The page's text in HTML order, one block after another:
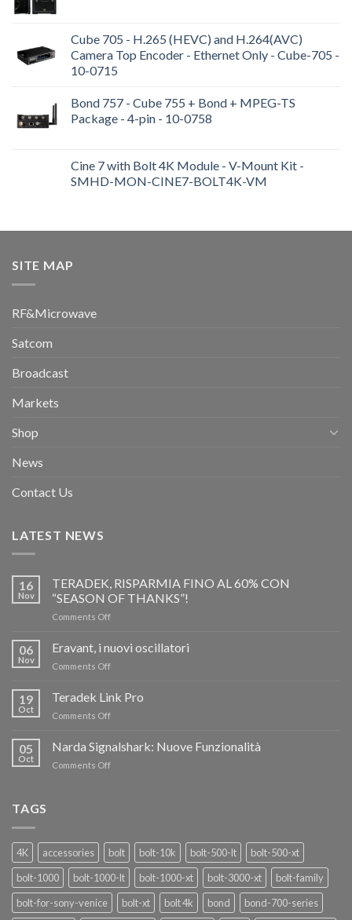
Cube 705 - H.265 (HEVC) and H.264(AVC)
Camera Top Encoder - Ethernet Only - Cube-705 -
10-0715
Bond 757 - Cube 755 + Bond + MPEG-TS
Package - 4-pin - 10-0758
Cine 7 with Bolt 4K Module - V-Mount Kit -
SMHD-MON-CINE7-BOLT4K-VM
SITE MAP
RF&Microwave
Satcom
Broadcast
Markets
Shop
News
Contact Us
LATEST NEWS
16
Nov
TERADEK, RISPARMIA FINO AL 60% CON
“SEASON OF THANKS”!
Comments Offon
RISPARMIA
CON
06
Nov
Eravant, i nuovi oscillatori
Comments Offon
19
Oct
Teradek Link Pro
Comments Offon
Link
05
Oct
Narda Signalshark: Nuove Funzionalità
Comments Offon
TAGS
4K accessories bolt bolt-10k bolt-500-lt
bolt-500-xt
bolt-1000
bolt-1000-lt bolt-1000-xt bolt-3000-xt
bolt-family
bolt-for-sony-venice
bolt-xt bolt 4k bond
bond-700-series